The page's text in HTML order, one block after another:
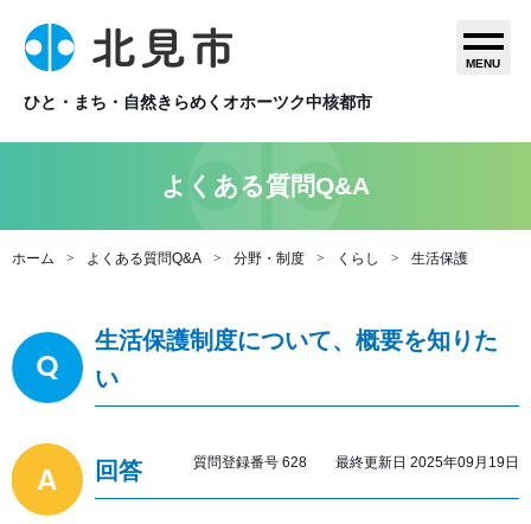
ひと・まち・自然きらめくオホーツク中核都市
MENU
よくある質問Q&A
ホーム よくある質問Q&A 分野・制度 くらし 生活保護
生活保護制度について、概要を知りた
い
回答 質問登録番号 628 最終更新日 2025年09月19日